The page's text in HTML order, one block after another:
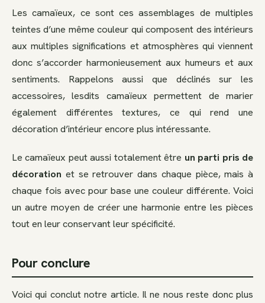
Les camaïeux, ce sont ces assemblages de multiples
teintes d’une même couleur qui composent des intérieurs
aux multiples significations et atmosphères qui viennent
donc s’accorder harmonieusement aux humeurs et aux
sentiments. Rappelons aussi que déclinés sur les
accessoires, lesdits camaïeux permettent de marier
également différentes textures, ce qui rend une
décoration d’intérieur encore plus intéressante.
Le camaïeux peut aussi totalement être un parti pris de
décoration et se retrouver dans chaque pièce, mais à
chaque fois avec pour base une couleur différente. Voici
un autre moyen de créer une harmonie entre les pièces
tout en leur conservant leur spécificité.
Pour conclure
Voici qui conclut notre article. Il ne nous reste donc plus